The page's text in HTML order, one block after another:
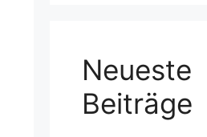
Neueste
Beiträge